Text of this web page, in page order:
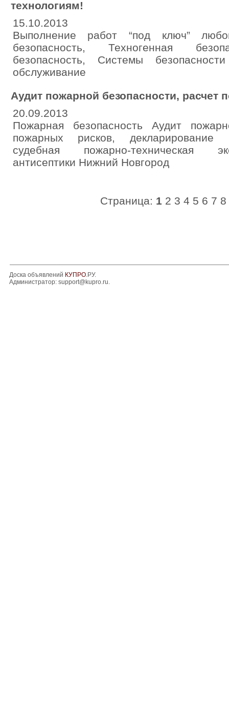
технологиям!
15.10.2013
Выполнение работ “под ключ”
безопасность, Техногенная
безопасность, Системы
обслуживание
Аудит пожарной безопасности, расчет
20.09.2013
Пожарная безопасность Аудит
пожарных рисков, декларирование
судебная пожарно-техническая
антисептики Нижний Новгород
Страница: 1 2 3 4 5 6 7 8
Доска объявлений КУПРО.РУ.
Администратор: support@kupro.ru.